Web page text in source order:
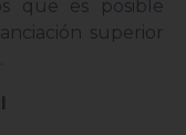
que es posible
superior